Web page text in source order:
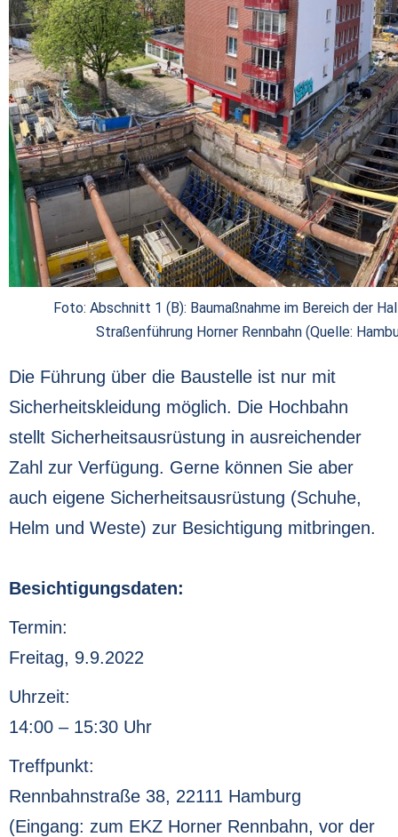
Foto: Abschnitt 1 (B): Baumaßnahme im Bereich der
Straßenführung Horner Rennbahn (Quelle:
Die Führung über die Baustelle ist nur mit
Sicherheitskleidung möglich. Die Hochbahn
stellt Sicherheitsausrüstung in ausreichender
Zahl zur Verfügung. Gerne können Sie aber
auch eigene Sicherheitsausrüstung (Schuhe,
Helm und Weste) zur Besichtigung mitbringen.
Besichtigungsdaten:
Termin:
Freitag, 9.9.2022
Uhrzeit:
14:00 – 15:30 Uhr
Treffpunkt:
Rennbahnstraße 38, 22111 Hamburg
(Eingang: zum EKZ Horner Rennbahn, vor der